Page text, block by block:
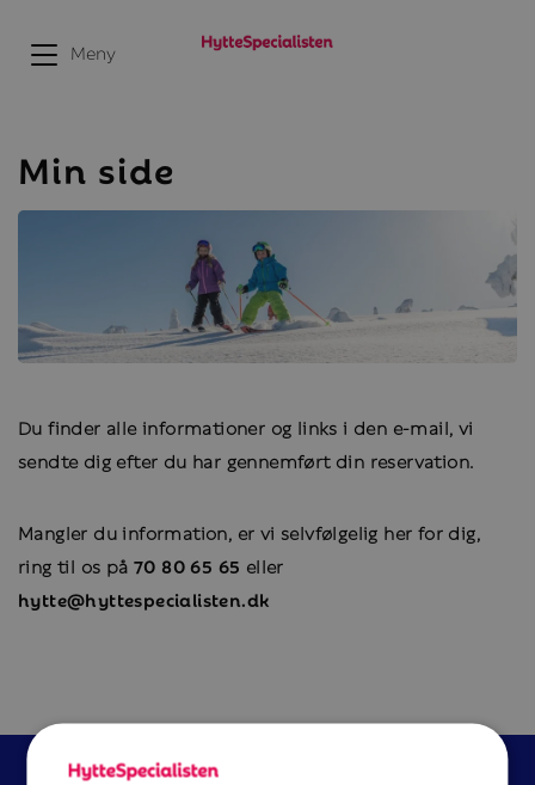
Meny
Min side
Du finder alle informationer og links i den e-mail, vi
sendte dig efter du har gennemført din reservation.
Mangler du information, er vi selvfølgelig her for dig,
ring til os på70 80 65 65 eller
hytte@hyttespecialisten.dk
Vi hjælper dig med din booking!